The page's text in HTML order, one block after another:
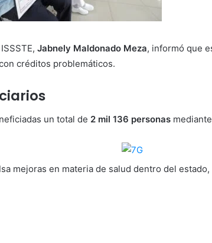
, Jabnely Maldonado Meza, informó que
créditos problemáticos.
un total de 2 mil 136 personas
mejoras en materia de salud dentro del